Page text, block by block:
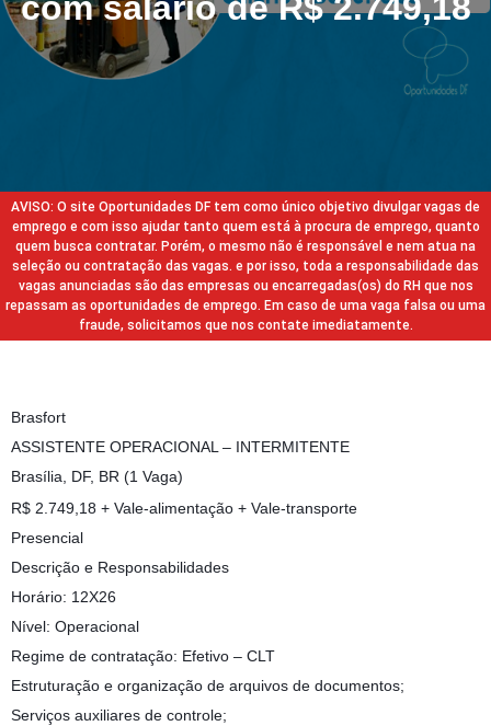
AVISO: O site Oportunidades DF tem como único objetivo divulgar vagas de
emprego e com isso ajudar tanto quem está à procura de emprego, quanto
quem busca contratar. Porém, o mesmo não é responsável e nem atua na
seleção ou contratação das vagas. e por isso, toda a responsabilidade das
vagas anunciadas são das empresas ou encarregadas(os) do RH que nos
repassam as oportunidades de emprego. Em caso de uma vaga falsa ou uma
fraude, solicitamos que nos contate imediatamente.
Brasfort
ASSISTENTE OPERACIONAL – INTERMITENTE
Brasília, DF, BR (1 Vaga)
R$ 2.749,18 + Vale-alimentação + Vale-transporte
Presencial
Descrição e Responsabilidades
Horário: 12X26
Nível: Operacional
Regime de contratação: Efetivo – CLT
Estruturação e organização de arquivos de documentos;
Serviços auxiliares de controle;